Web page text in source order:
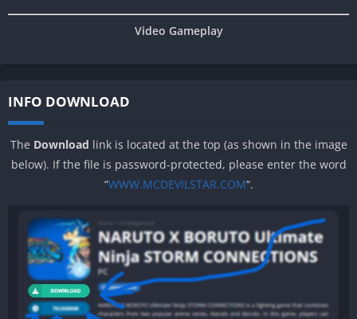
Video Gameplay
INFO DOWNLOAD
The Download link is located at the top (as shown in the image
below). If the file is password-protected, please enter the word
“WWW.MCDEVILSTAR.COM“.